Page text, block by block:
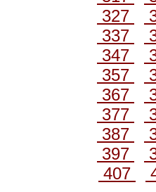
327
337
347
357
367
377
387
397
407